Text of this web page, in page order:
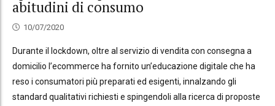
abitudini di consumo
10/07/2020
Durante il lockdown, oltre al servizio di vendita con consegna a
domicilio l’ecommerce ha fornito un’educazione digitale che ha
reso i consumatori più preparati ed esigenti, innalzando gli
standard qualitativi richiesti e spingendoli alla ricerca di proposte